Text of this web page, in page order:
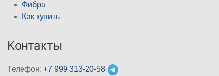
Фибра
Как купить
Контакты
Телефон: +7 999 313-20-58